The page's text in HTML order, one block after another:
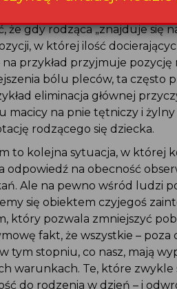
że gdy rodząca „znajduje się
w której ilość
przykład przyjmuje pozycję
bólu pleców, ta często
eliminacja głównej
macicy na pnie tętniczy i
rodzącego się dziecka.
to kolejna sytuacja, w której
odpowiedź na obecność
Ale na pewno wśród ludzi
się obiektem czyjegoś
który pozwala zmniejszyć
fakt, że wszystkie – poza
tym stopniu, co nasz, mają
warunkach. Te, które zwykle
do rodzenia w dzień – i